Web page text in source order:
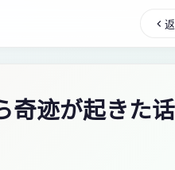
奇迹が起きた话